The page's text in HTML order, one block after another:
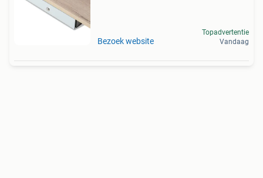
Bezoek website
Topadvertentie
Vandaag